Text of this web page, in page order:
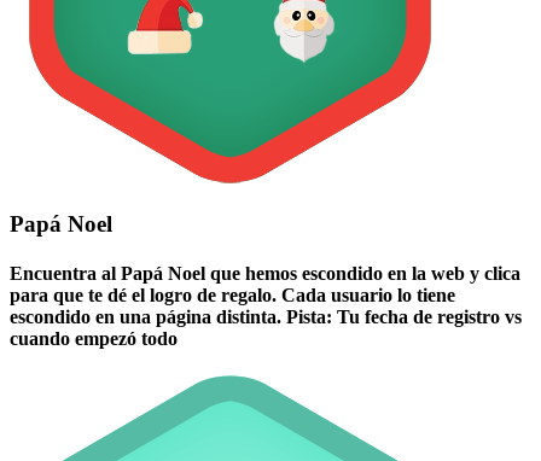
Papá Noel
Encuentra al Papá Noel que hemos escondido en la web y clica
para que te dé el logro de regalo. Cada usuario lo tiene
escondido en una página distinta. Pista: Tu fecha de registro vs
cuando empezó todo